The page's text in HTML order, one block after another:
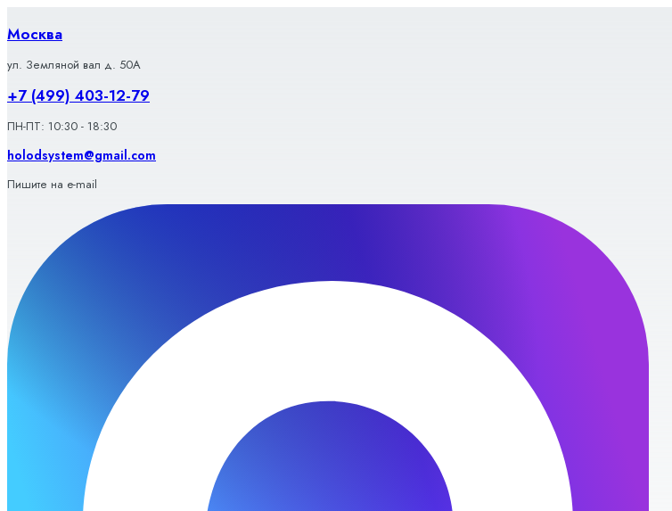
к
содержимому
Москва
ул. Земляной вал д. 50А
+7 (499) 403-12-79
ПН-ПТ: 10:30 - 18:30
holodsystem@gmail.com
Пишите на e-mail